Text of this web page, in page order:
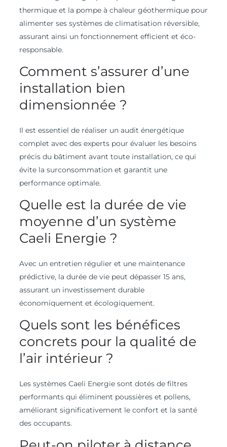
thermique et la pompe à chaleur géothermique pour
alimenter ses systèmes de climatisation réversible,
assurant ainsi un fonctionnement efficient et éco-
responsable.
Comment s’assurer d’une
installation bien
dimensionnée ?
Il est essentiel de réaliser un audit énergétique
complet avec des experts pour évaluer les besoins
précis du bâtiment avant toute installation, ce qui
évite la surconsommation et garantit une
performance optimale.
Quelle est la durée de vie
moyenne d’un système
Caeli Energie ?
Avec un entretien régulier et une maintenance
prédictive, la durée de vie peut dépasser 15 ans,
assurant un investissement durable
économiquement et écologiquement.
Quels sont les bénéfices
concrets pour la qualité de
l’air intérieur ?
Les systèmes Caeli Energie sont dotés de filtres
performants qui éliminent poussières et pollens,
améliorant significativement le confort et la santé
des occupants.